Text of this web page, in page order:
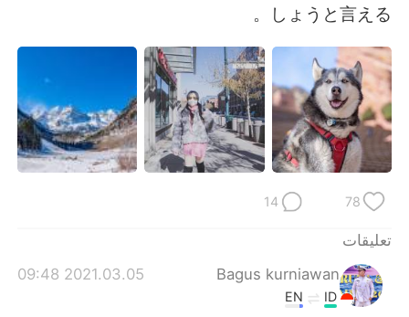
しょうと言える。
78
14
تعليقات
Bagus kurniawan
2021.03.05 09:48
ID
EN